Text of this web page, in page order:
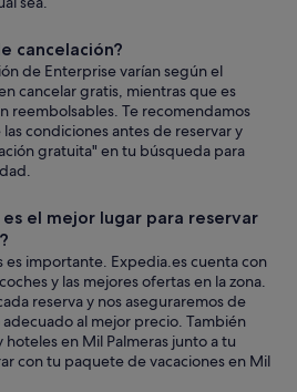
cancelación?
de Enterprise varían según el
cancelar gratis, mientras que es
reembolsables. Te recomendamos
condiciones antes de reservar y
gratuita" en tu búsqueda para
es el mejor lugar para reservar
es importante. Expedia.es cuenta con
y las mejores ofertas en la zona.
reserva y nos aseguraremos de
al mejor precio. También
en Mil Palmeras junto a tu
con tu paquete de vacaciones en Mil